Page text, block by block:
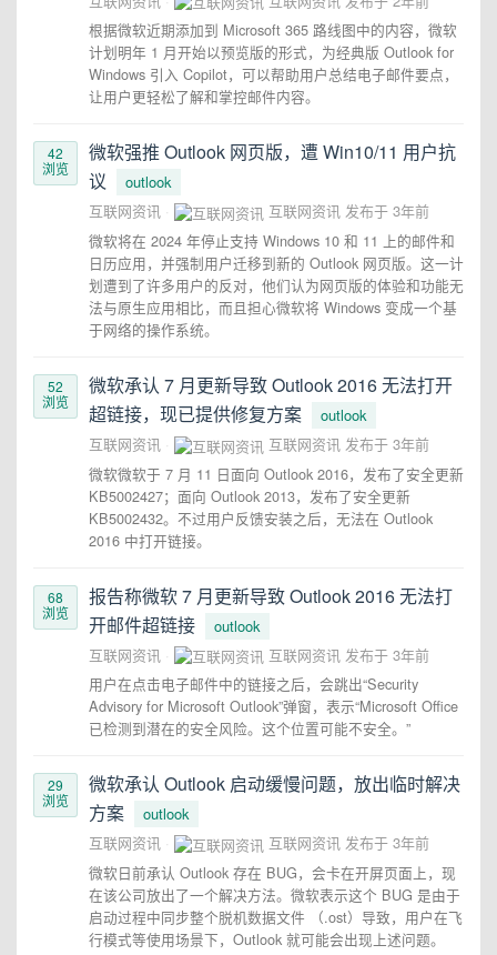
根据微软近期添加到 Microsoft 365 路线图中的内容，微软
计划明年 1 月开始以预览版的形式，为经典版 Outlook for
Windows 引入 Copilot，可以帮助用户总结电子邮件要点，
让用户更轻松了解和掌控邮件内容。
42
浏览
微软强推 Outlook 网页版，遭 Win10/11 用户抗
议
outlook
互联网资讯
互联网资讯 发布于 3年前
微软将在 2024 年停止支持 Windows 10 和 11 上的邮件和
日历应用，并强制用户迁移到新的 Outlook 网页版。这一计
划遭到了许多用户的反对，他们认为网页版的体验和功能无
法与原生应用相比，而且担心微软将 Windows 变成一个基
于网络的操作系统。
52
浏览
微软承认 7 月更新导致 Outlook 2016 无法打开
超链接，现已提供修复方案
outlook
互联网资讯
互联网资讯 发布于 3年前
微软微软于 7 月 11 日面向 Outlook 2016，发布了安全更新
KB5002427；面向 Outlook 2013，发布了安全更新
KB5002432。不过用户反馈安装之后，无法在 Outlook
2016 中打开链接。
68
浏览
报告称微软 7 月更新导致 Outlook 2016 无法打
开邮件超链接
outlook
互联网资讯
互联网资讯 发布于 3年前
用户在点击电子邮件中的链接之后，会跳出“Security
Advisory for Microsoft Outlook”弹窗，表示“Microsoft Office
已检测到潜在的安全风险。这个位置可能不安全。”
29
浏览
微软承认 Outlook 启动缓慢问题，放出临时解决
方案
outlook
互联网资讯
互联网资讯 发布于 3年前
微软日前承认 Outlook 存在 BUG，会卡在开屏页面上，现
在该公司放出了一个解决方法。微软表示这个 BUG 是由于
启动过程中同步整个脱机数据文件 （.ost）导致，用户在飞
行模式等使用场景下，Outlook 就可能会出现上述问题。